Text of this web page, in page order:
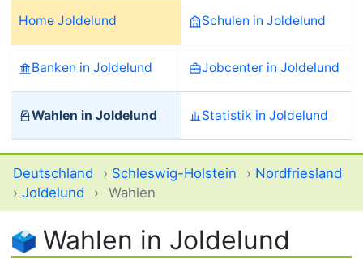
Home Joldelund Schulen in Joldelund
Banken in Joldelund Jobcenter in Joldelund
Wahlen in Joldelund Statistik in Joldelund
Deutschland › Schleswig-Holstein › Nordfriesland
› Joldelund › Wahlen
Wahlen in Joldelund